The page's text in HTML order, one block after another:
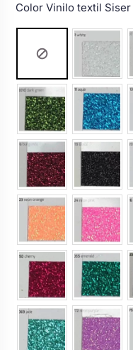
Color Vinilo textil